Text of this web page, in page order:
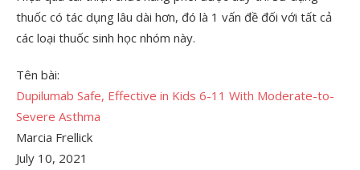
thuốc có tác dụng lâu dài hơn, đó là 1 vấn đề đối với tất cả
các loại thuốc sinh học nhóm này.
Tên bài:
Dupilumab Safe, Effective in Kids 6-11 With Moderate-to-
Severe Asthma
Marcia Frellick
July 10, 2021